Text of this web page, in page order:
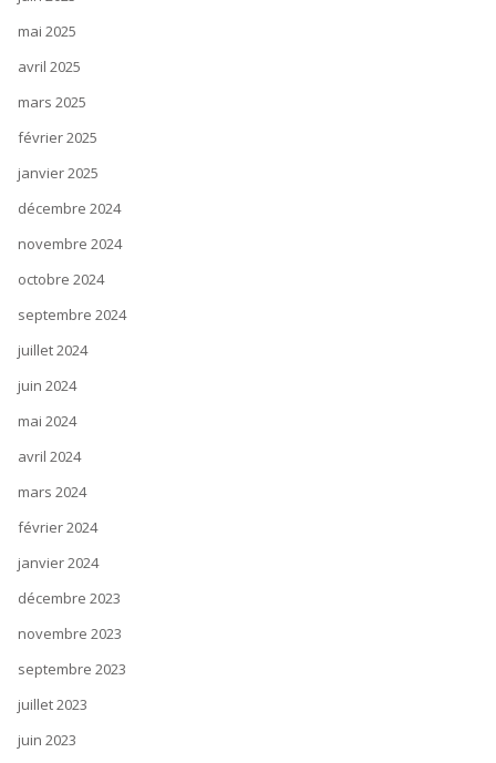
mai 2025
avril 2025
mars 2025
février 2025
janvier 2025
décembre 2024
novembre 2024
octobre 2024
septembre 2024
juillet 2024
juin 2024
mai 2024
avril 2024
mars 2024
février 2024
janvier 2024
décembre 2023
novembre 2023
septembre 2023
juillet 2023
juin 2023